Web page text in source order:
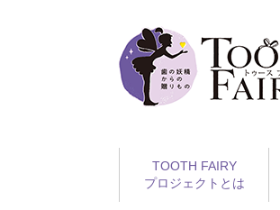
TOOTH FAIRY
プロジェクトとは